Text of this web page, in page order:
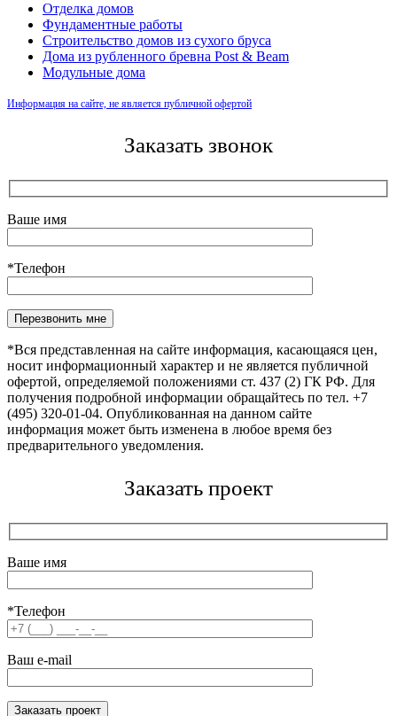
Отделка домов
Фундаментные работы
Строительство домов из сухого бруса
Дома из рубленного бревна Post & Beam
Модульные дома
Информация на сайте, не является публичной офертой
Заказать звонок
Ваше имя
*Телефон
Оставьте это поле пустым.
*Вся представленная на сайте информация, касающаяся цен,
носит информационный характер и не является публичной
офертой, определяемой положениями ст. 437 (2) ГК РФ. Для
получения подробной информации обращайтесь по тел. +7
(495) 320-01-04. Опубликованная на данном сайте
информация может быть изменена в любое время без
предварительного уведомления.
Заказать проект
Ваше имя
*Телефон
Ваш e-mail